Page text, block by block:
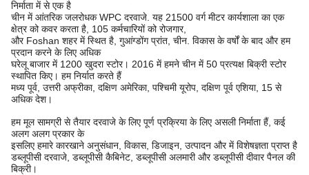
निर्माता में से एक है
चीन में आंतरिक जलरोधक WPC दरवाजे. यह 21500 वर्ग मीटर कार्यशाला का एक
क्षेत्र को कवर करता है, 105 कर्मचारियों को रोजगार,
और Foshan शहर में स्थित है, गुआंग्डोंग प्रांत, चीन. विकास के वर्षों के बाद और हम
प्रदान करने के लिए अधिक
घरेलू बाजार में 1200 खुदरा स्टोर। 2016 में हमने चीन में 50 प्रत्यक्ष बिक्री स्टोर
स्थापित किए। हम निर्यात करते हैं
मध्य पूर्व, उत्तरी अफ्रीका, दक्षिण अमेरिका, पश्चिमी यूरोप, दक्षिण पूर्व एशिया, 15 से
अधिक देश।
हम मूल सामग्री से तैयार दरवाजे के लिए पूर्ण प्रक्रिया के लिए असली निर्माता हैं, कई
अलग अलग प्रकार के
इसलिए हमारे कारखाने अनुसंधान, विकास, डिजाइन, उत्पादन और में विशेषज्ञता प्राप्त है
डब्लूपीसी दरवाजे, डब्लूपीसी कैबिनेट, डब्लूपीसी अलमारी और डब्लूपीसी दीवार पैनल की
बिक्री।